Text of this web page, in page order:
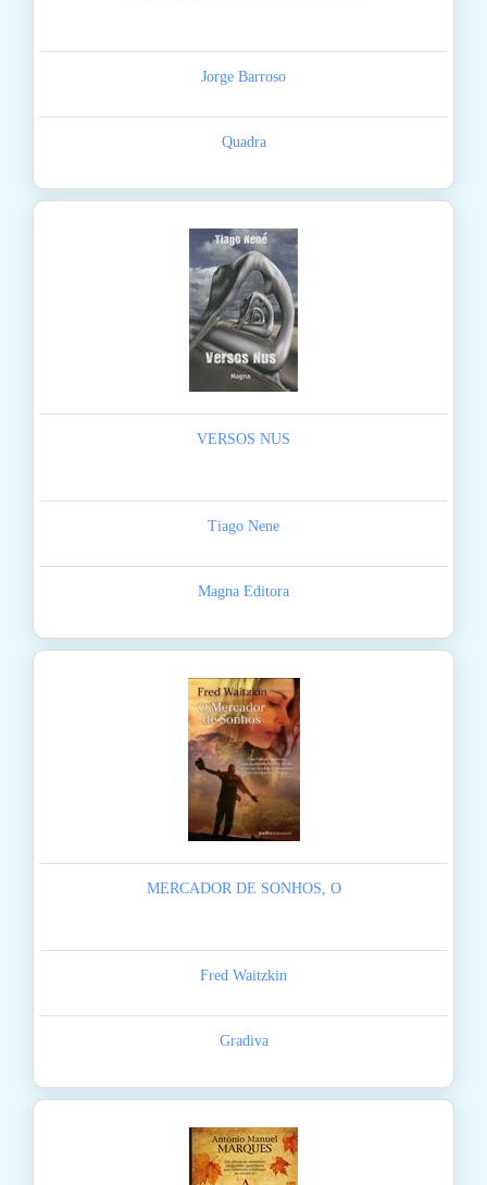
Jorge Barroso
Quadra
VERSOS NUS
Tiago Nene
Magna Editora
MERCADOR DE SONHOS, O
Fred Waitzkin
Gradiva